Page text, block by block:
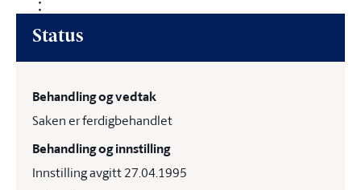
Status
Behandling og vedtak
Saken er ferdigbehandlet
Behandling og innstilling
Innstilling avgitt 27.04.1995